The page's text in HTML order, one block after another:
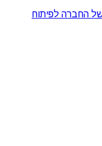
של החברה לפיתוח